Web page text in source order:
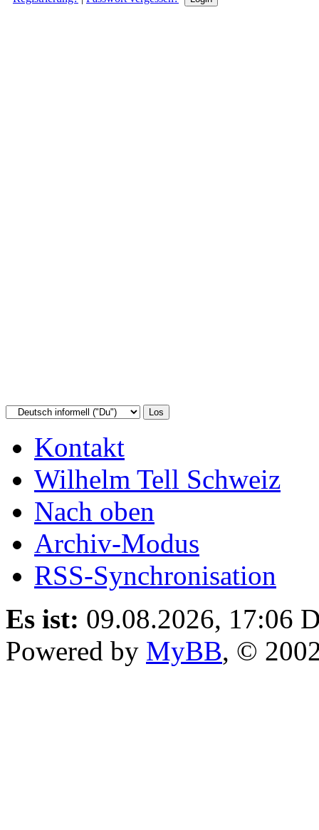
Kontakt
Wilhelm Tell Schweiz
Nach oben
Archiv-Modus
RSS-Synchronisation
Es ist: 09.08.2026, 17:06
Powered by MyBB, ©